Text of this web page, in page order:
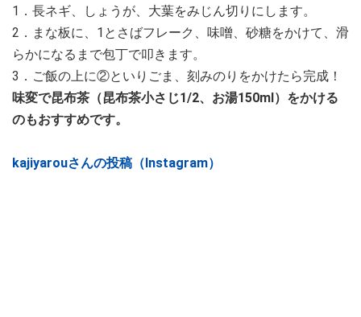
1．長ネギ、しょうが、大葉をみじん切りにします。
2．まな板に、1とさばフレーク、味噌、砂糖をかけて、滑
らかになるまで包丁で叩きます。
3．ご飯の上に②といりごま、刻みのりをかけたら完成！
味変で昆布茶（昆布茶小さじ1/2、お湯150ml）をかける
のもおすすめです。
kajiyarouさんの投稿（Instagram）